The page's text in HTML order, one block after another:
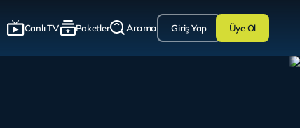
Canlı TV Paketler Arama Giriş Yap Üye Ol